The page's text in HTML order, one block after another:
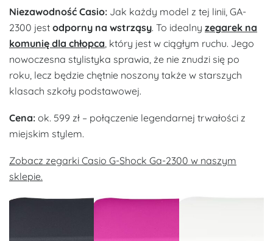
Niezawodność Casio: Jak każdy model z tej linii, GA-
2300 jest odporny na wstrząsy. To idealny zegarek na
komunię dla chłopca , który jest w ciągłym ruchu. Jego
nowoczesna stylistyka sprawia, że nie znudzi się po
roku, lecz będzie chętnie noszony także w starszych
klasach szkoły podstawowej.
Cena: ok. 599 zł – połączenie legendarnej trwałości z
miejskim stylem.
Zobacz zegarki Casio G-Shock Ga-2300 w naszym
sklepie.